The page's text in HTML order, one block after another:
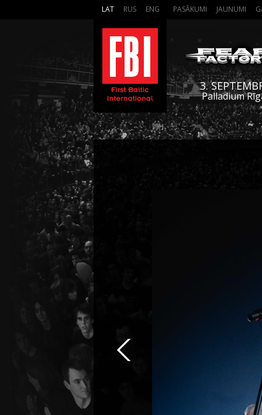
LAT RUS ENG PASĀKUMI JAUNUMI
3.
Palladium